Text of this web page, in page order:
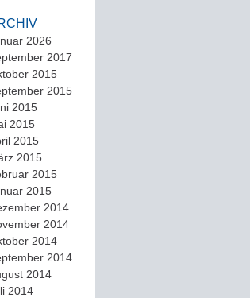
2026
2017
2015
2015
2015
2015
2015
2015
2015
2015
2014
2014
2014
2014
2014
2014